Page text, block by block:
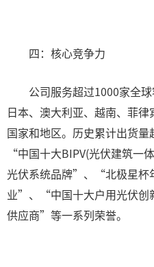
四：核心竞争力
公司服务超过1000家全球
日本、澳大利亚、越南、菲
国家和地区。历史累计出货
“中国十大BIPV(光伏建筑
光伏系统品牌”、“北极星杯
业”、“中国十大户用光伏
供应商”等一系列荣誉。